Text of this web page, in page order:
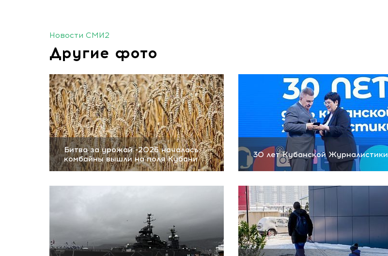
Новости СМИ2
Другие фото
Битва за урожай -2026 началась:
комбайны вышли на поля Кубани
30 лет Кубанской Журналистики